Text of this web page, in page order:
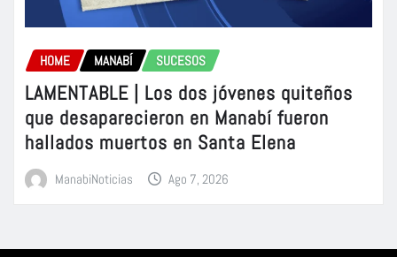
HOME MANABÍ SUCESOS
LAMENTABLE | Los dos jóvenes quiteños
que desaparecieron en Manabí fueron
hallados muertos en Santa Elena
ManabiNoticias Ago 7, 2026